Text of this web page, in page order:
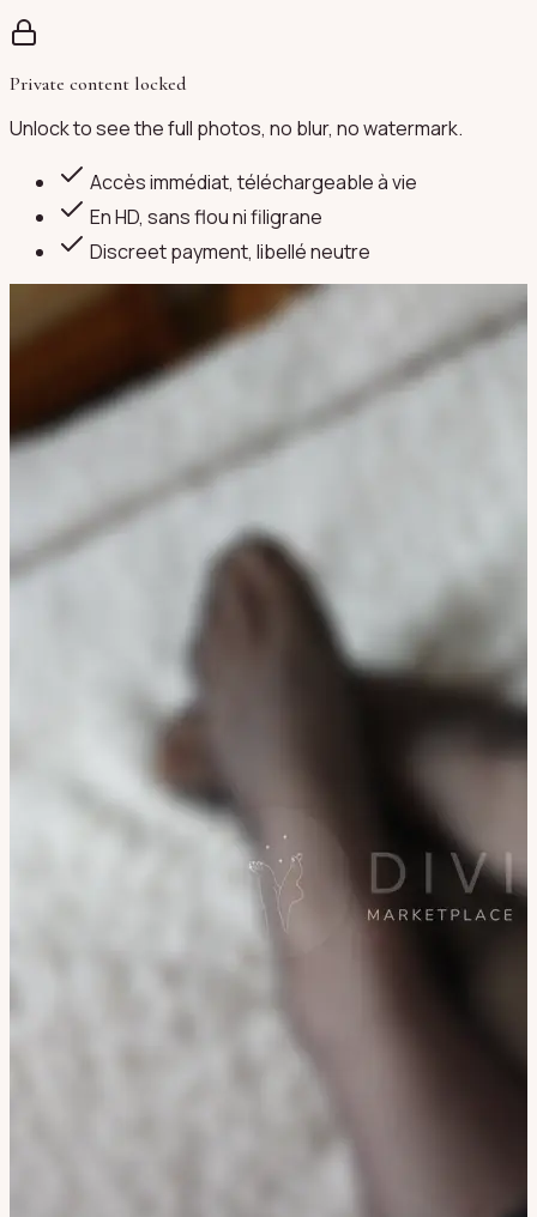
Private content locked
Unlock to see the full photos, no blur, no watermark.
Accès immédiat, téléchargeable à vie
En HD, sans flou ni filigrane
Discreet payment, libellé neutre